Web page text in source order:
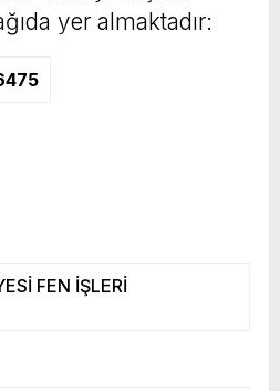
yer almaktadır:
FEN İŞLERİ